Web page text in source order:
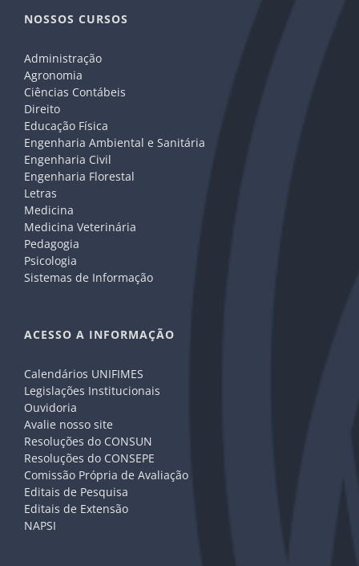
NOSSOS CURSOS
Administração
Agronomia
Ciências Contábeis
Direito
Educação Física
Engenharia Ambiental e Sanitária
Engenharia Civil
Engenharia Florestal
Letras
Medicina
Medicina Veterinária
Pedagogia
Psicologia
Sistemas de Informação
ACESSO A INFORMAÇÃO
Calendários UNIFIMES
Legislações Institucionais
Ouvidoria
Avalie nosso site
Resoluções do CONSUN
Resoluções do CONSEPE
Comissão Própria de Avaliação
Editais de Pesquisa
Editais de Extensão
NAPSI